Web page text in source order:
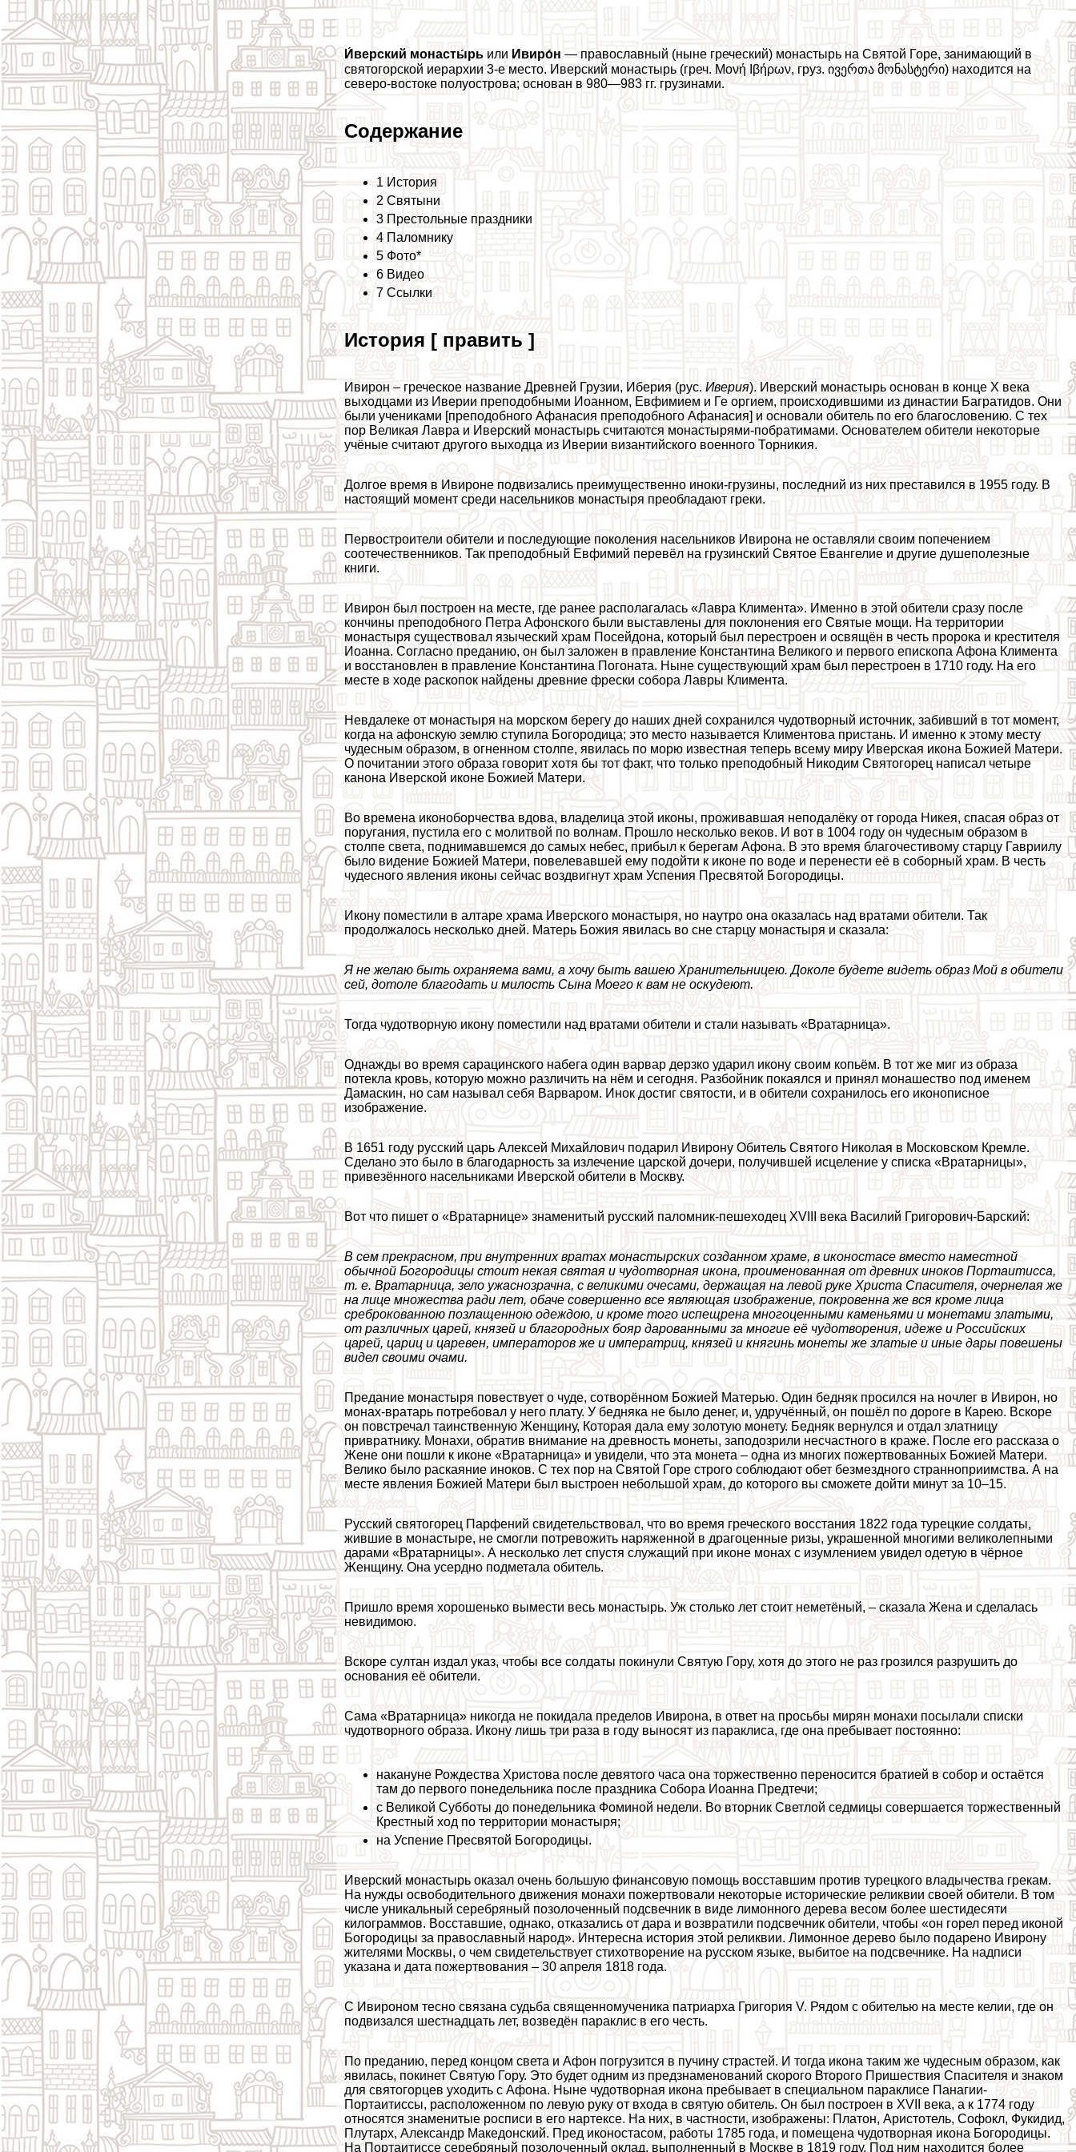
И́верский монасты́рь или Ивиро́н — православный (ныне греческий) монастырь на Святой Горе, занимающий в
святогорской иерархии 3-е место. Иверский монастырь (греч. Μονή Ιβήρων, груз. ივერთა მონასტერი) находится на
северо-востоке полуострова; основан в 980—983 гг. грузинами.
Содержание
1 История
2 Святыни
3 Престольные праздники
4 Паломнику
5 Фото*
6 Видео
7 Ссылки
История [ править ]
Ивирон – греческое название Древней Грузии, Иберия (рус.Иверия). Иверский монастырь основан в конце X века
выходцами из Иверии преподобными Иоанном, Евфимием и Ге opгием, происходившими из династии Багратидов. Они
были учениками [преподобного Афанасия преподобного Афанасия] и основали обитель по его благословению. С тех
пор Великая Лавра и Иверский монастырь считаются монастырями-побратимами. Основателем обители некоторые
учёные считают другого выходца из Иверии византийского военного Торникия.
Долгое время в Ивироне подвизались преимущественно иноки-грузины, последний из них преставился в 1955 году. В
настоящий момент среди насельников монастыря преобладают греки.
Первостроители обители и последующие поколения насельников Ивирона не оставляли своим попечением
соотечественников. Так преподобный Евфимий перевёл на грузинский Святое Евангелие и другие душеполезные
книги.
Ивирон был построен на месте, где ранее располагалась «Лавра Климента». Именно в этой обители сразу после
кончины преподобного Петра Афонского были выставлены для поклонения его Святые мощи. На территории
монастыря существовал языческий храм Посейдона, который был перестроен и освящён в честь пророка и крестителя
Иоанна. Согласно преданию, он был заложен в правление Константина Великого и первого епископа Афона Климента
и восстановлен в правление Константина Погоната. Ныне существующий храм был перестроен в 1710 году. На его
месте в ходе раскопок найдены древние фрески собора Лавры Климента.
Невдалеке от монастыря на морском берегу до наших дней сохранился чудотворный источник, забивший в тот момент,
когда на афонскую землю ступила Богородица; это место называется Климентова пристань. И именно к этому месту
чудесным образом, в огненном столпе, явилась по морю известная теперь всему миру Иверская икона Божией Матери.
О почитании этого образа говорит хотя бы тот факт, что только преподобный Никодим Святогорец написал четыре
канона Иверской иконе Божией Матери.
Во времена иконоборчества вдова, владелица этой иконы, проживавшая неподалёку от города Никея, спасая образ от
поругания, пустила его с молитвой по волнам. Прошло несколько веков. И вот в 1004 году он чудесным образом в
столпе света, поднимавшемся до самых небес, прибыл к берегам Афона. В это время благочестивому старцу Гавриилу
было видение Божией Матери, повелевавшей ему подойти к иконе по воде и перенести её в соборный храм. В честь
чудесного явления иконы сейчас воздвигнут храм Успения Пресвятой Богородицы.
Икону поместили в алтаре храма Иверского монастыря, но наутро она оказалась над вратами обители. Так
продолжалось несколько дней. Матерь Божия явилась во сне старцу монастыря и сказала:
Я не желаю быть охраняема вами, а хочу быть вашею Хранительницею. Доколе будете видеть образ Мой в обители
сей, дотоле благодать и милость Сына Моего к вам не оскудеют.
Тогда чудотворную икону поместили над вратами обители и стали называть «Вратарница».
Однажды во время сарацинского набега один варвар дерзко ударил икону своим копьём. В тот же миг из образа
потекла кровь, которую можно различить на нём и сегодня. Разбойник покаялся и принял монашество под именем
Дамаскин, но сам называл себя Варваром. Инок достиг святости, и в обители сохранилось его иконописное
изображение.
В 1651 году русский царь Алексей Михайлович подарил Ивирону Обитель Святого Николая в Московском Кремле.
Сделано это было в благодарность за излечение царской дочери, получившей исцеление у списка «Вратарницы»,
привезённого насельниками Иверской обители в Москву.
Вот что пишет о «Вратарнице» знаменитый русский паломник-пешеходец XVIII века Василий Григорович-Барский:
В сем прекрасном, при внутренних вратах монастырских созданном храме, в иконостасе вместо наместной
обычной Богородицы стоит некая святая и чудотворная икона, проименованная от древних иноков Портаитисса,
т. е. Вратарница, зело ужаснозрачна, с великими очесами, держащая на левой руке Христа Спасителя, очернелая же
на лице множества ради лет, обаче совершенно все являющая изображение, покровенна же вся кроме лица
среброкованною позлащенною одеждою, и кроме того испещрена многоценными каменьями и монетами златыми,
от различных царей, князей и благородных бояр дарованными за многие её чудотворения, идеже и Российских
царей, цариц и царевен, императоров же и императриц, князей и княгинь монеты же златые и иные дары повешены
видел своими очами.
Предание монастыря повествует о чуде, сотворённом Божией Матерью. Один бедняк просился на ночлег в Ивирон, но
монах-вратарь потребовал у него плату. У бедняка не было денег, и, удручённый, он пошёл по дороге в Карею. Вскоре
он повстречал таинственную Женщину, Которая дала ему золотую монету. Бедняк вернулся и отдал златницу
привратнику. Монахи, обратив внимание на древность монеты, заподозрили несчастного в краже. После его рассказа о
Жене они пошли к иконе «Вратарница» и увидели, что эта монета – одна из многих пожертвованных Божией Матери.
Велико было раскаяние иноков. С тех пор на Святой Горе строго соблюдают обет безмездного странноприимства. А на
месте явления Божией Матери был выстроен небольшой храм, до которого вы сможете дойти минут за 10–15.
Русский святогорец Парфений свидетельствовал, что во время греческого восстания 1822 года турецкие солдаты,
жившие в монастыре, не смогли потревожить наряженной в драгоценные ризы, украшенной многими великолепными
дарами «Вратарницы». А несколько лет спустя служащий при иконе монах с изумлением увидел одетую в чёрное
Женщину. Она усердно подметала обитель.
Пришло время хорошенько вымести весь монастырь. Уж столько лет стоит неметёный, – сказала Жена и сделалась
невидимою.
Вскоре султан издал указ, чтобы все солдаты покинули Святую Гору, хотя до этого не раз грозился разрушить до
основания её обители.
Сама «Вратарница» никогда не покидала пределов Ивирона, в ответ на просьбы мирян монахи посылали списки
чудотворного образа. Икону лишь три раза в году выносят из паpaклиса, где она пребывает постоянно:
накануне Рождества Христова после девятого часа она торжественно переносится братией в собор и остаётся
там до первого понедельника после праздника Собора Иоанна Предтечи;
с Великой Субботы до понедельника Фоминой недели. Во вторник Светлой седмицы совершается торжественный
Крестный ход по территории монастыря;
на Успение Пресвятой Богородицы.
Иверский монастырь оказал очень большую финансовую помощь восставшим против турецкого владычества грекам.
На нужды освободительного движения монахи пожертвовали некоторые исторические реликвии своей обители. В том
числе уникальный серебряный позолоченный подсвечник в виде лимонного дерева весом более шестидесяти
килограммов. Восставшие, однако, отказались от дара и возвратили подсвечник обители, чтобы «он горел перед иконой
Богородицы за православный народ». Интересна история этой реликвии. Лимонное дерево было подарено Ивирону
жителями Москвы, о чем свидетельствует стихотворение на русском языке, выбитое на подсвечнике. На надписи
указана и дата пожертвования – 30 апреля 1818 года.
С Ивироном тесно связана судьба священномученика патриарха Григория V. Рядом с обителью на месте келии, где он
подвизался шестнадцать лет, возведён паpaклис в его честь.
По преданию, перед концом света и Афон погрузится в пучину страстей. И тогда икона таким же чудесным образом, как
явилась, покинет Святую Гору. Это будет одним из предзнаменований скорого Второго Пришествия Спасителя и знаком
для святогорцев уходить с Афона. Ныне чудотворная икона пребывает в специальном паpaклисе Панагии-
Портаитиссы, расположенном по левую руку от входа в святую обитель. Он был построен в XVII века, а к 1774 году
относятся знаменитые росписи в его нартексе. На них, в частности, изображены: Платон, Аристотель, Софокл, Фукидид,
Плутарх, Александр Македонский. Пред иконостасом, работы 1785 года, и помещена чудотворная икона Богородицы.
На Портаитиссе серебряный позолоченный оклад, выполненный в Москве в 1819 году. Под ним находится более